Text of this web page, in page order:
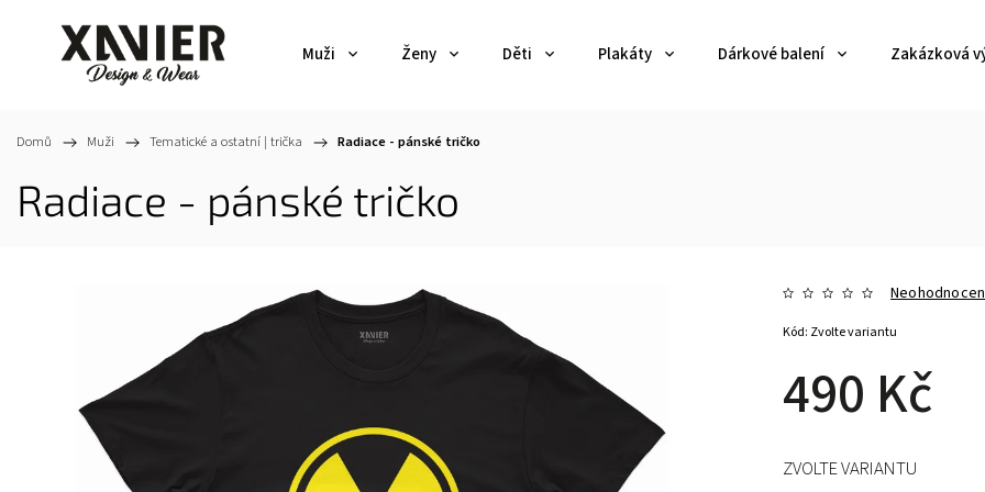
Muži Ženy Děti Plakáty Dárkové balení Zakázková
Domů / Muži / Tematické a ostatní | trička / Radiace - pánské tričko
Radiace - pánské tričko
490 Kč
Kód: Zvolte variantu
ZVOLTE VARIANTU